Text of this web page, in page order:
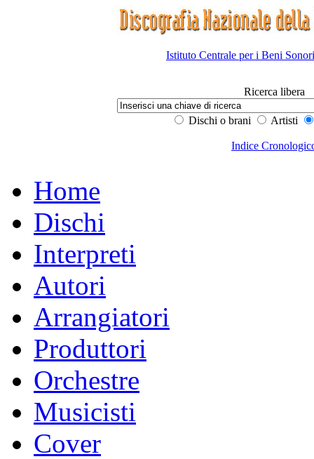
Istituto Centrale per i Beni
Ricerca libera
Dischi o brani Artisti
Indice
Home
Dischi
Interpreti
Autori
Arrangiatori
Produttori
Orchestre
Musicisti
Cover